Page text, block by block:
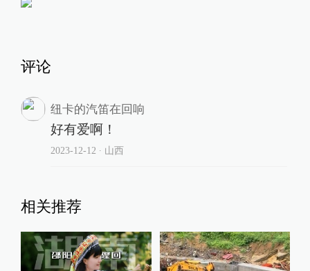
评论
纽卡的汽笛在回响
好有爱啊！
2023-12-12 ∙ 山西
相关推荐